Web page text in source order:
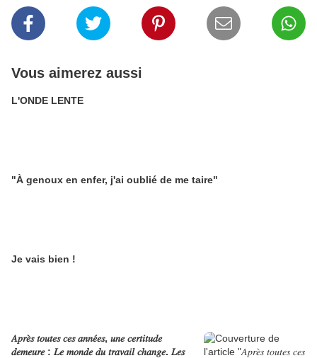
Vous aimerez aussi
L'ONDE LENTE
"À genoux en enfer, j'ai oublié de me taire"
Je vais bien !
𝐴𝑝𝑟𝑒̀𝑠 𝑡𝑜𝑢𝑡𝑒𝑠 𝑐𝑒𝑠 𝑎𝑛𝑛𝑒́𝑒𝑠, 𝑢𝑛𝑒 𝑐𝑒𝑟𝑡𝑖𝑡𝑢𝑑𝑒
𝑑𝑒𝑚𝑒𝑢𝑟𝑒 : 𝐿𝑒 𝑚𝑜𝑛𝑑𝑒 𝑑𝑢 𝑡𝑟𝑎𝑣𝑎𝑖𝑙 𝑐ℎ𝑎𝑛𝑔𝑒. 𝐿𝑒𝑠